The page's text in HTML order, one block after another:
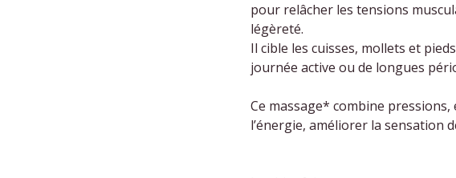
pour relâcher les tensions
légèreté.
Il cible les cuisses, mollets et
journée active ou de longues
Ce massage* combine
l’énergie, améliorer la sensation